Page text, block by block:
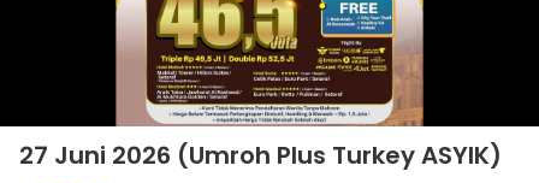
27 Juni 2026 (Umroh Plus Turkey ASYIK)